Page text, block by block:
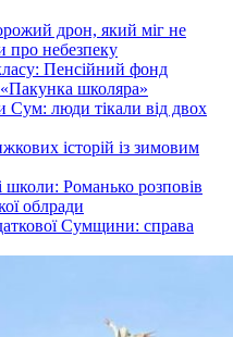
дрон, який міг не
про небезпеку
Пенсійний фонд
школяра»
Сум: люди тікали від двох
історій із зимовим
школи: Романько розповів
облради
Сумщини: справа